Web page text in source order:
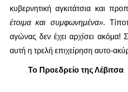
ΚΙΝΉΜΑΤΑ
ΙΣΤΟΡΊΑ /
ΙΣΤΟΡΊΑ
κυβερνητική αγκιτάτσια και
έτοιμα και συμφωνημένα».
αγώνας δεν έχει αρχίσει ακόμα!
αυτή η τρελή επιχείρηση αυτο-
Το Προεδρείο της Λέβιτσα